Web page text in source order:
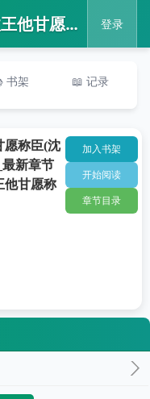
📖 王妃世无双：摄政王他甘愿称臣(沈凝姬御苍)网络热门小说_最新章节列表王妃世无双：摄政王他甘愿称臣(沈凝姬御苍) 登录
书架 📖 记录
愿称臣(沈
新章节
他甘愿称
加入书架
开始阅读
章节目录